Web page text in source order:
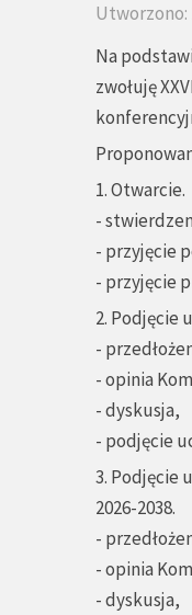
Utworzono:
Na
zwołuję
1. Otwarcie.
-
- przyjęcie
- przyjęcie
2. Podjęcie
-
- opinia
- dyskusja,
- podjęcie
3. Podjęcie
2026-2038.
-
- opinia
- dyskusja,